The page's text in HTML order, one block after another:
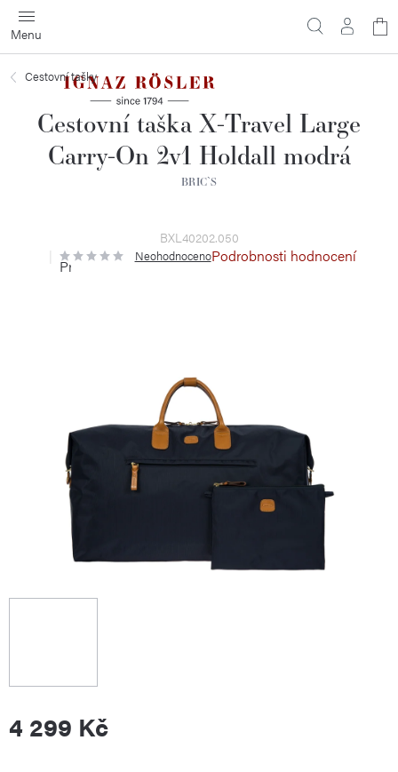
Přejít
na
obsah
Cestovní tašky
Cestovní taška X-Travel Large
Carry-On 2v1 Holdall modrá
BRIC`S
BXL40202.050
Průměrné
hodnocení
NeohodnocenoPodrobnosti hodnocení
4 299 Kč